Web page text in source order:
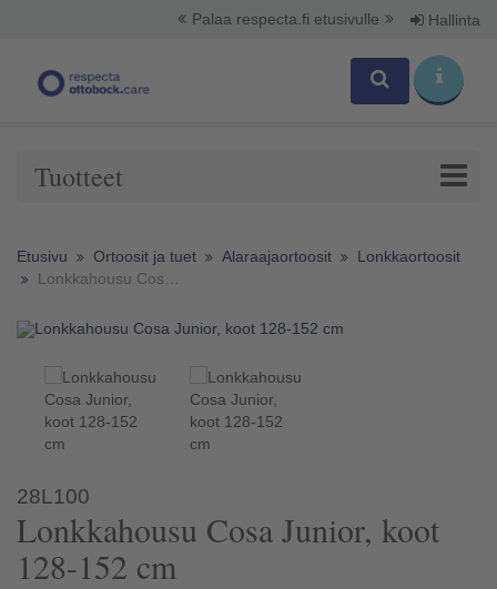
Palaa respecta.fi etusivulle Hallinta
Tuotteet
Etusivu Ortoosit ja tuet Alaraajaortoosit
Lonkkaortoosit
Lonkkahousu Cosa Junior, koot 128-152 cm
28L100
Lonkkahousu Cosa Junior, koot
128-152 cm